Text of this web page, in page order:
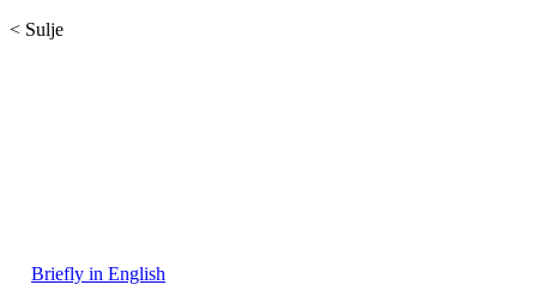
< Sulje
Briefly in English